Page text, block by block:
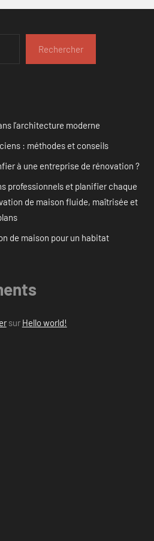
Rechercher
l’architecture moderne
: méthodes et conseils
à une entreprise de rénovation ?
professionnels et planifier chaque
de maison fluide, maîtrisée et
de maison pour un habitat
sur Hello world!